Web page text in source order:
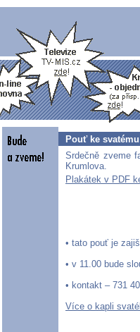
Pouť ke
Srdečně zveme
Krumlova.
Plakátek v PDF
• tato pouť je
• v 11.00 bude
• kontakt – 731
Více o kapli